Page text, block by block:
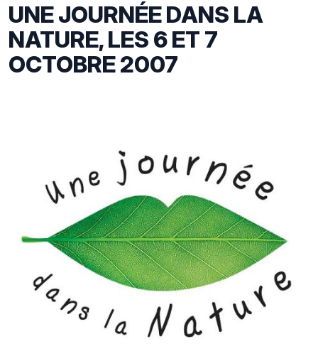
UNE JOURNÉE DANS LA
NATURE, LES 6 ET 7
OCTOBRE 2007